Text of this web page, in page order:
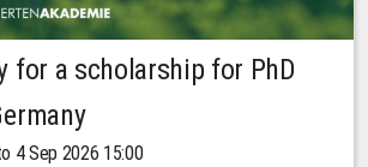
for a scholarship for PhD
4 Sep 2026 15:00